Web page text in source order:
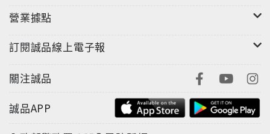
營業據點
訂閱誠品線上電子報
關注誠品
誠品APP